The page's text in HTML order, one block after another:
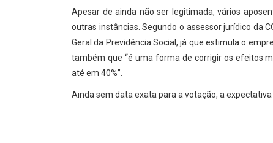
Apesar de ainda não ser legitimada, vários
outras instâncias. Segundo o assessor jurídico da
Geral da Previdência Social, já que estimula o
também que “é uma forma de corrigir os efeitos
até em 40%”.
Ainda sem data exata para a votação, a